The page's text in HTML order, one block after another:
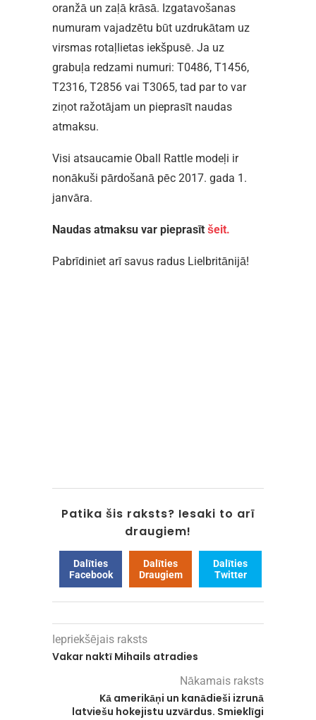
oranžā un zaļā krāsā. Izgatavošanas
numuram vajadzētu būt uzdrukātam uz
virsmas rotaļlietas iekšpusē. Ja uz
grabuļa redzami numuri: T0486, T1456,
T2316, T2856 vai T3065, tad par to var
ziņot ražotājam un pieprasīt naudas
atmaksu.
Visi atsaucamie Oball Rattle modeļi ir
nonākuši pārdošanā pēc 2017. gada 1.
janvāra.
Naudas atmaksu var pieprasīt šeit.
Pabrīdiniet arī savus radus Lielbritānijā!
Patika šis raksts? Iesaki to arī
draugiem!
Dalīties
Facebook
Dalīties
Draugiem
Dalīties
Twitter
Iepriekšējais raksts
Vakar naktī Mihails atradies
Nākamais raksts
Kā amerikāņi un kanādieši izrunā
latviešu hokejistu uzvārdus. Smieklīgi